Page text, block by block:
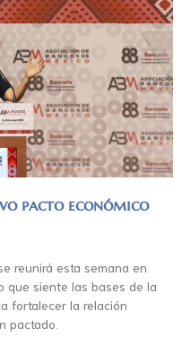
pacto económico
reunirá esta semana en
que siente las bases de la
fortalecer la relación
pactado.